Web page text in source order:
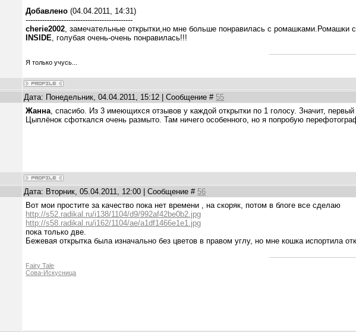
Добавлено (04.04.2011, 14:31)
---------------------------------------------
cherie2002, замечательные открытки,но мне больше понравилась с ромашками.Ромашки
INSIDE, голубая очень-очень понравилась!!!
Я только учусь...
Дата: Понедельник, 04.04.2011, 15:12 | Сообщение # 55
Жанна, спасибо. Из 3 имеющихся отзывов у каждой открытки по 1 голосу. Значит,
Цыплёнок сфоткался очень размыто. Там ничего особенного, но я попробую
Дата: Вторник, 05.04.2011, 12:00 | Сообщение # 56
Вот мои простите за качество пока нет времени , на скоряк, потом в блоге все сделаю
http://s52.radikal.ru/i138/1104/d9/992af42be0b2.jpg
http://s58.radikal.ru/i162/1104/ae/a1df1466e1e1.jpg
пока только две.
Бежевая открытка была изначально без цветов в правом углу, но мне кошка испортила
Fairy Tale
Сова-Искусница